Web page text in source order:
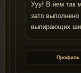
Ууу! В нем так
зато выполнено
выпирающих
Профиль